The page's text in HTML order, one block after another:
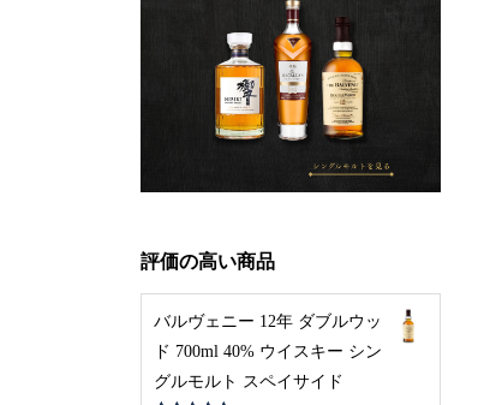
評価の高い商品
バルヴェニー 12年 ダブルウッ
ド 700ml 40% ウイスキー シン
グルモルト スペイサイド